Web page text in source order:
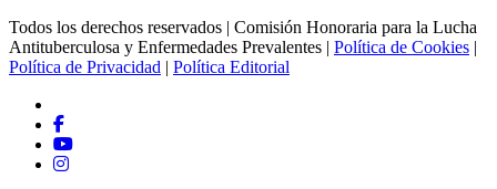
Todos los derechos reservados | Comisión Honoraria para la Lucha
Antituberculosa y Enfermedades Prevalentes | Política de Cookies |
Política de Privacidad | Política Editorial
twitter
facebook
youtube
instagram